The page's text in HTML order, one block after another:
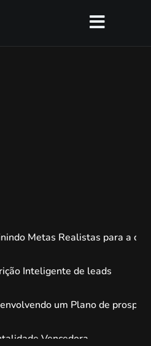
Metas Realistas para a
Inteligente de leads
um Plano de
Vencedora